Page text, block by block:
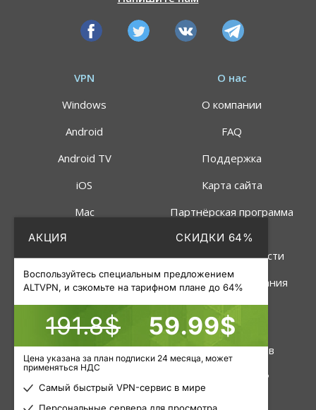
АКЦИЯ СКИДКИ 64%
Воспользуйтесь специальным предложением
ALTVPN, и сэкомьте на тарифном плане до 64%
191.8$ 59.99$
Цена указана за план подписки 24 месяца, может
применяться НДС
Самый быстрый VPN-сервис в мире
VPN
Windows
Android
Android TV
iOS
Mac
О нас
О компании
FAQ
Поддержка
Карта сайта
Партнёрская программа
Политика
конфиденциальности
Правила пользования
Услуги
VPN
Пакетные прокси
Инструменты
Статус серверов
Узнать свой IP